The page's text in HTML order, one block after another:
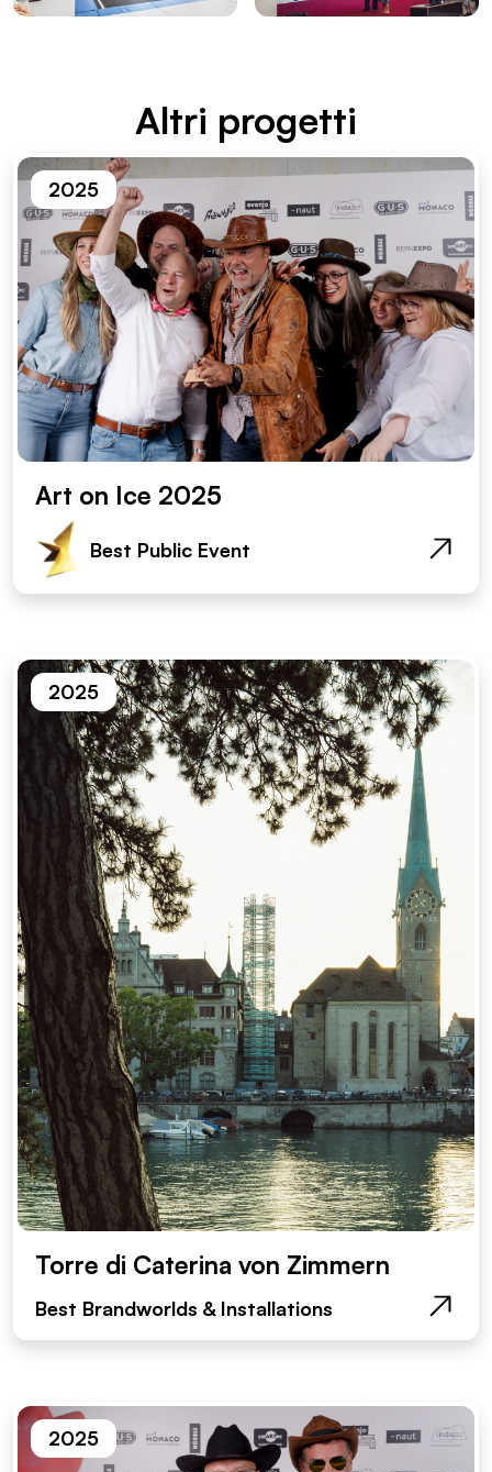
Altri proget­ti
2025
Art on Ice 2025
Best Public Event
2025
Torre di Caterina von Zimmern
Best Brandworlds & Installations
2025